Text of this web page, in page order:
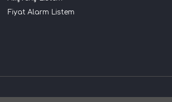
Fiyat Alarm Listem